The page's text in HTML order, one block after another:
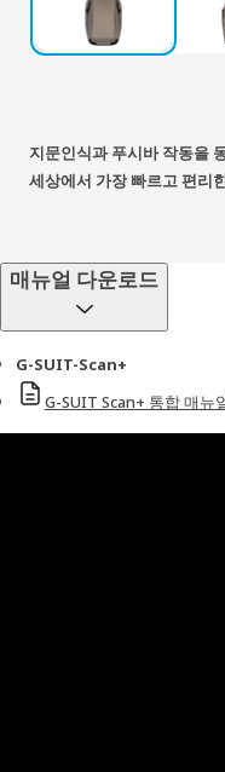
지문인식과 푸시바 작동을
세상에서 가장 빠르고 편리
매뉴얼 다운로드
G-SUIT-Scan+
G-SUIT Scan+ 통합 매뉴